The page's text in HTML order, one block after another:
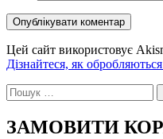
Цей сайт використовує
Дізнайтеся, як
Пошук:
ЗАМОВИТИ